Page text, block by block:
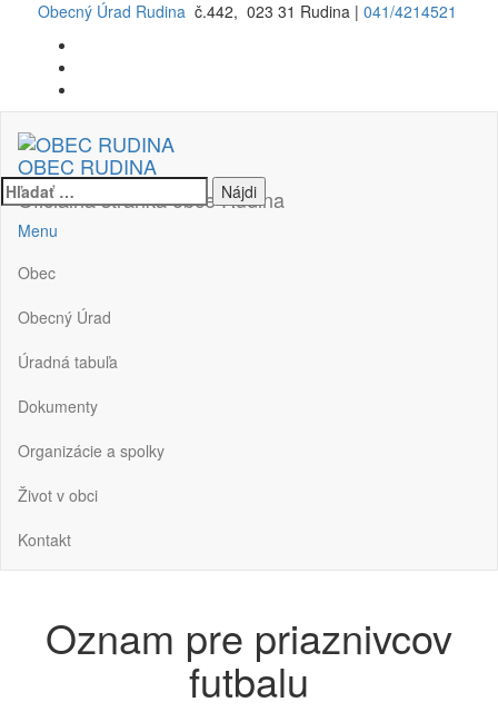
PreskočiťObecný Úrad Rudina č.442, 023 31 Rudina | 041/4214521
OBEC RUDINA
Oficiálna stránka obce Rudina
Hľadať:
Menu
Obec
Obecný Úrad
Úradná tabuľa
Dokumenty
Organizácie a spolky
Život v obci
Kontakt
Oznam pre priaznivcov
futbalu